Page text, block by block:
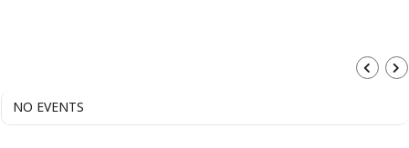
NO EVENTS